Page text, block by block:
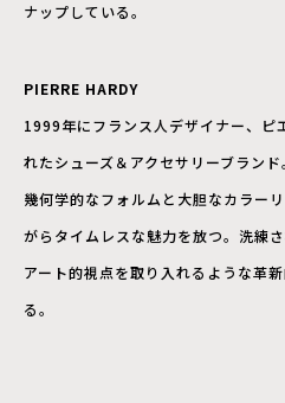
ナップしている。
PIERRE HARDY
1999年にフランス人デザイナー、ピ
れたシューズ＆アクセサリーブラン
幾何学的なフォルムと大胆なカラー
がらタイムレスな魅力を放つ。洗練
アート的視点を取り入れるような革
る。